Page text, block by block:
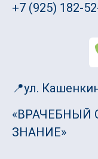
+7 (925) 182-
📍ул.
ЗНАНИЕ»